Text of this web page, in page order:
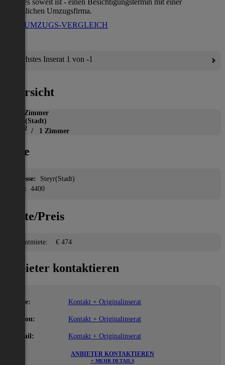
wenn es soweit ist - einen Besichtigungstermin mit einer
verlässlichen Umzugsfirma.
ZUM UMZUGS-VERGLEICH
Nächstes Inserat 1 von -1
Übersicht
WG-Zimmer
Steyr(Stadt)
2 / 1 Zimmer
Lage
Adresse: Steyr(Stadt)
PLZ:
4400
Miete/Preis
Gesamtmiete: € 474
Anbieter kontaktieren
Name: Kontakt + Originalinserat
Telefon: Kontakt + Originalinserat
E-Mail: Kontakt + Originalinserat
ANBIETER KONTAKTIEREN
+ MEHR DETAILS